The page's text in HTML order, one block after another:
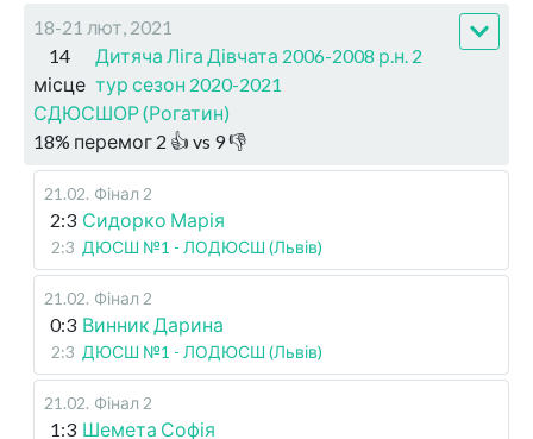
18-21 лют, 2021
14
місце
Дитяча Ліга Дівчата 2006-2008 р.н. 2
тур сезон 2020-2021
СДЮСШОР (Рогатин)
18% перемог 2 👍 vs 9👎
21.02. Фінал 2
2:3 Сидорко Марія
2:3 ДЮСШ №1 - ЛОДЮСШ (Львів)
21.02. Фінал 2
0:3 Винник Дарина
2:3 ДЮСШ №1 - ЛОДЮСШ (Львів)
21.02. Фінал 2
1:3 Шемета Софія